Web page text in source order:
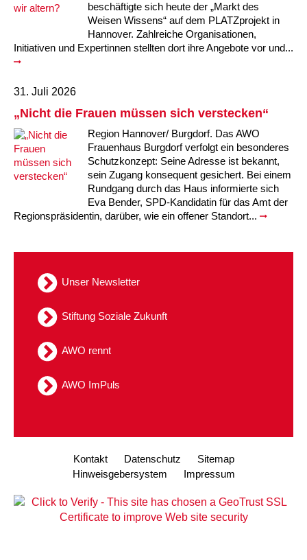
Kindertagesstätte Tresckowstraße
Kindertagesstätte Wiehbergstraße
Kindertagesstätte Petermannstraße /
Familienzentrum
Hör- und Sprachheilkindergarten Ratswiese
Kindertagesstätte Rosenbergstraße
Kindertagesstätte Schneiderberg
Kindertagesstätte Schweriner Straße /
Familienzentrum
beschäftigte sich heute der „Markt des
Weisen Wissens“ auf dem PLATZprojekt in
Hannover. Zahlreiche Organisationen,
Initiativen und Expertinnen stellten dort ihre Angebote vor und...
31. Juli 2026
„Nicht die Frauen müssen sich verstecken“
Region Hannover/ Burgdorf. Das AWO
Frauenhaus Burgdorf verfolgt ein besonderes
Schutzkonzept: Seine Adresse ist bekannt,
sein Zugang konsequent gesichert. Bei einem
Rundgang durch das Haus informierte sich
Eva Bender, SPD-Kandidatin für das Amt der
Regionspräsidentin, darüber, wie ein offener Standort...
Unser Newsletter
Stiftung Soziale Zukunft
AWO rennt
AWO ImPuls
Kontakt Datenschutz
Sitemap
Hinweisgebersystem
Impressum